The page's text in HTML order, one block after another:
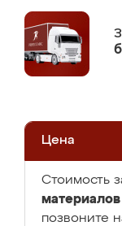
Цена
Стоимость
материалов
позвоните